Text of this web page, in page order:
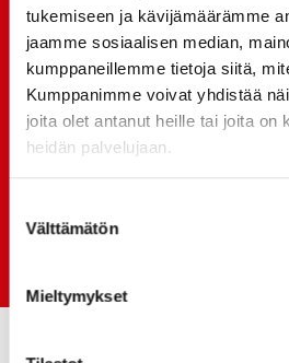
tukemiseen ja kävijämäärämme
jaamme sosiaalisen median,
kumppaneillemme tietoja siitä,
Kumppanimme voivat yhdistää
joita olet antanut heille tai joita on
heidän palvelujaan.
valinta
Välttämätön
Mieltymykset
15.07.
SPORT-ÄSSÄT JA KOKO
TO 13.8. - LIPUT NYT
15.07.
Rinta-Joupin Autoliike
pääyhteistyökumppanina
Early Bird-lippupaketit